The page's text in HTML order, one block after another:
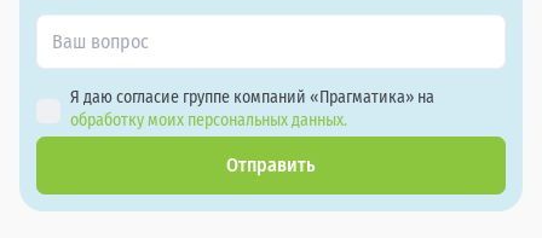
Я даю согласие группе компаний «Прагматика» на
обработку моих персональных данных.
Отправить